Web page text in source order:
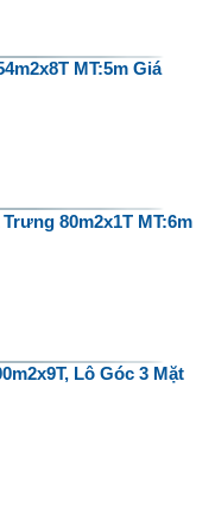
MT:5m Giá
80m2x1T MT:6m
Lô Góc 3 Mặt